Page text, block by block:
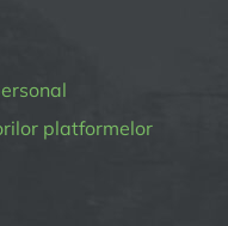
platformelor